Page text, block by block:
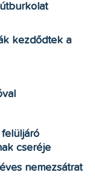
kezdődtek a
felüljáró
cseréje
nemezsátrat